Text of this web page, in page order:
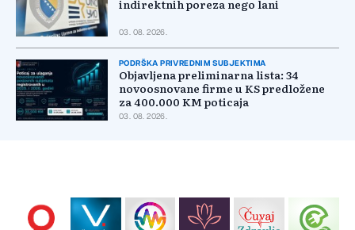
indirektnih poreza nego lani
03. 08. 2026.
PODRŠKA PRIVREDNIM SUBJEKTIMA
Objavljena preliminarna lista: 34
novoosnovane firme u KS predložene
za 400.000 KM poticaja
03. 08. 2026.